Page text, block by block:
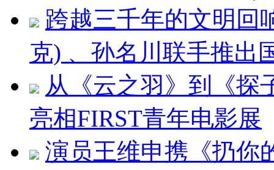
跨越三千年的文明回
克) 、孙名川联手推出
从《云之羽》到《探
亮相FIRST青年电影展
演员王维申携《扔你